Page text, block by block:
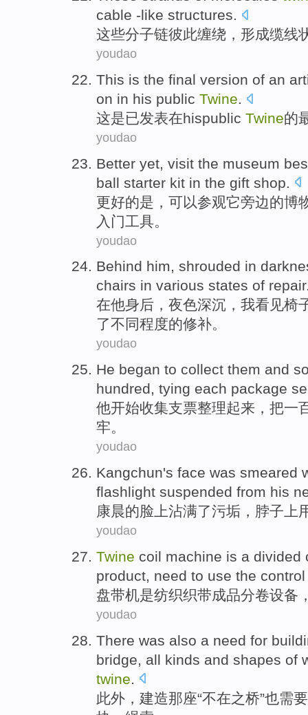
cable -like structures.
这些分子链彼此缠绕， 形成缆线
youdao
This is the final version of an
on in his public Twine.
这是已发表在hispublic Twine的
youdao
Better yet visit the museum
ball starter kit in the gift shop
更好的是， 可以参观它旁边的博
入门工具。
youdao
Behind him, shrouded in
chairs in various states of repair
在他身后， 夜色深沉， 我看见椅
了不同程度的修补。
youdao
He began to collect them and
hundred, tying each package
他开始收集支票整理起来，把一
牢。
youdao
Kangchun's face was smeared
flashlight suspended from his
康晨的脸上沾满了污垢 ， 脖子 上
youdao
Twine coil machine is a divided
product, need to use the control
盘带机是纺织织带成品分卷设备
youdao
There was also a need for
bridge , all kinds and shapes of
twine
此外 ， 建造那座“不在之桥”也需要